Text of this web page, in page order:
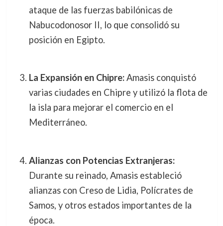
ataque de las fuerzas babilónicas de
Nabucodonosor II, lo que consolidó su
posición en Egipto.
La Expansión en Chipre:Amasis conquistó
varias ciudades en Chipre y utilizó la flota de
la isla para mejorar el comercio en el
Mediterráneo.
Alianzas con Potencias Extranjeras:
Durante su reinado, Amasis estableció
alianzas con Creso de Lidia, Polícrates de
Samos, y otros estados importantes de la
época.